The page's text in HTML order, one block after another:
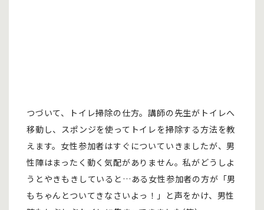
つづいて、トイレ掃除の仕方。講師の先生がトイレへ
移動し、スポンジを使ってトイレを掃除する方法を教
えます。女性参加者はすぐについていきましたが、男
性陣はまったく動く気配がありません。私がどうしよ
うとやきもきしていると…ある女性参加者の方が「男
もちゃんとついてきなさいよっ！」と声をかけ、男性